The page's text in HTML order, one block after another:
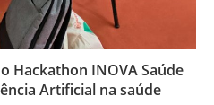
Hackathon INOVA Saúde
Artificial na saúde